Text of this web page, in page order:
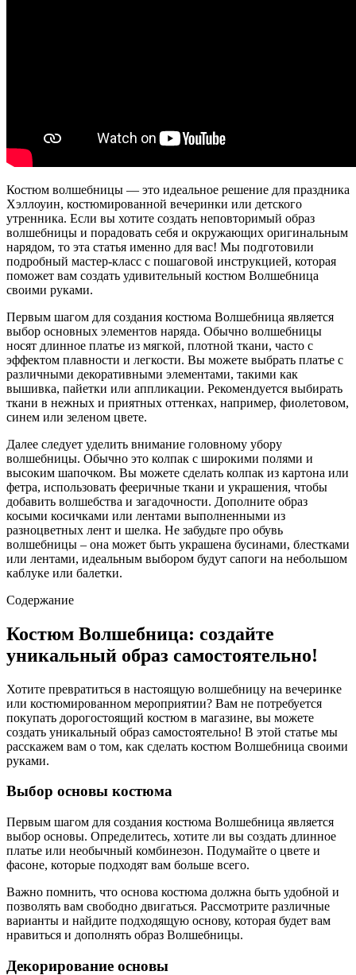
Костюм волшебницы — это идеальное решение для праздника
Хэллоуин, костюмированной вечеринки или детского
утренника. Если вы хотите создать неповторимый образ
волшебницы и порадовать себя и окружающих оригинальным
нарядом, то эта статья именно для вас! Мы подготовили
подробный мастер-класс с пошаговой инструкцией, которая
поможет вам создать удивительный костюм Волшебница
своими руками.
Первым шагом для создания костюма Волшебница является
выбор основных элементов наряда. Обычно волшебницы
носят длинное платье из мягкой, плотной ткани, часто с
эффектом плавности и легкости. Вы можете выбрать платье с
различными декоративными элементами, такими как
вышивка, пайетки или аппликации. Рекомендуется выбирать
ткани в нежных и приятных оттенках, например, фиолетовом,
синем или зеленом цвете.
Далее следует уделить внимание головному убору
волшебницы. Обычно это колпак с широкими полями и
высоким шапочком. Вы можете сделать колпак из картона или
фетра, использовать фееричные ткани и украшения, чтобы
добавить волшебства и загадочности. Дополните образ
косыми косичками или лентами выполненными из
разноцветных лент и шелка. Не забудьте про обувь
волшебницы – она может быть украшена бусинами, блестками
или лентами, идеальным выбором будут сапоги на небольшом
каблуке или балетки.
Содержание
Костюм Волшебница: создайте
уникальный образ самостоятельно!
Хотите превратиться в настоящую волшебницу на вечеринке
или костюмированном мероприятии? Вам не потребуется
покупать дорогостоящий костюм в магазине, вы можете
создать уникальный образ самостоятельно! В этой статье мы
расскажем вам о том, как сделать костюм Волшебница своими
руками.
Выбор основы костюма
Первым шагом для создания костюма Волшебница является
выбор основы. Определитесь, хотите ли вы создать длинное
платье или необычный комбинезон. Подумайте о цвете и
фасоне, которые подходят вам больше всего.
Важно помнить, что основа костюма должна быть удобной и
позволять вам свободно двигаться. Рассмотрите различные
варианты и найдите подходящую основу, которая будет вам
нравиться и дополнять образ Волшебницы.
Декорирование основы